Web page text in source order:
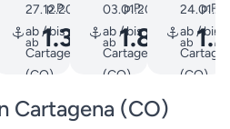
€
27.12.2026
ab / bis
Cartagena
(CO)
p.P.
ab 1.320€
03.01.2027
ab / bis
Cartagena
(CO)
p.P.
ab 1.819 €
ab / bis
(CO)
p.P.
ab
Cartagena (CO)